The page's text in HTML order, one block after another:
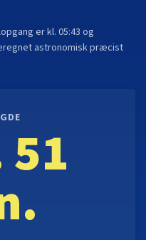
er kl. 05:43 og
astronomisk præcist